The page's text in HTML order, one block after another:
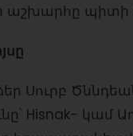
աշխարհը պիտի
Սուրբ
Hisnak- կամ